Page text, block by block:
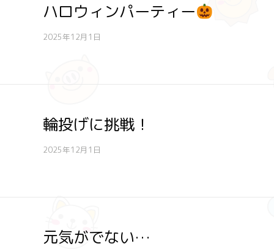
ハロウィンパーティー
2025年12月1日
輪投げに挑戦！
2025年12月1日
元気がでない…